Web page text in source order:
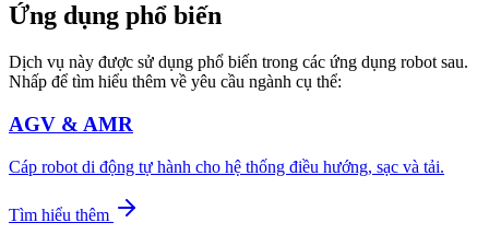
Ứng dụng phổ biến
Dịch vụ này được sử dụng phổ biến trong các ứng dụng robot sau.
Nhấp để tìm hiểu thêm về yêu cầu ngành cụ thể:
AGV & AMR
Cáp robot di động tự hành cho hệ thống điều hướng, sạc và tải.
Tìm hiểu thêm